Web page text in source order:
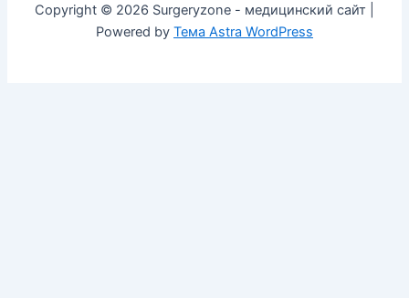
Copyright © 2026 Surgeryzone - медицинский сайт |
Powered by Тема Astra WordPress